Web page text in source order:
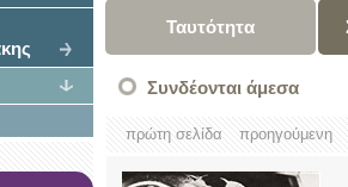
Ταυτότητα
Συνδέονται άμεσα
πρώτη σελίδα προηγούμενη